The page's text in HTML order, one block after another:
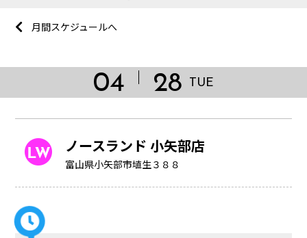
月間スケジュールへ
04 28 TUE
ノースランド 小矢部店
富山県小矢部市埴生３８８